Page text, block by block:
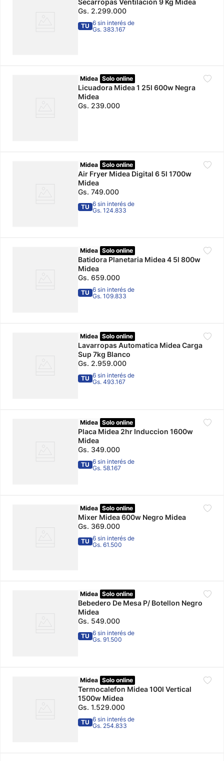
Secarropas Ventilación 9 Kg Midea
Gs. 2.299.000
TU 6 sin interés de
Gs. 383.167
Midea Solo online
Licuadora Midea 1 25l 600w Negra
Midea
Gs. 239.000
Midea Solo online
Air Fryer Midea Digital 6 5l 1700w
Midea
Gs. 749.000
TU 6 sin interés de
Gs. 124.833
Midea Solo online
Batidora Planetaria Midea 4 5l 800w
Midea
Gs. 659.000
TU 6 sin interés de
Gs. 109.833
Midea Solo online
Lavarropas Automatica Midea Carga
Sup 7kg Blanco
Gs. 2.959.000
TU 6 sin interés de
Gs. 493.167
Midea Solo online
Placa Midea 2hr Induccion 1600w
Midea
Gs. 349.000
TU 6 sin interés de
Gs. 58.167
Midea Solo online
Mixer Midea 600w Negro Midea
Gs. 369.000
TU 6 sin interés de
Gs. 61.500
Midea Solo online
Bebedero De Mesa P/ Botellon Negro
Midea
Gs. 549.000
TU 6 sin interés de
Gs. 91.500
Midea Solo online
Termocalefon Midea 100l Vertical
1500w Midea
Gs. 1.529.000
TU 6 sin interés de
Gs. 254.833